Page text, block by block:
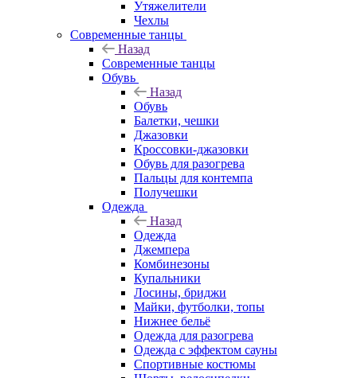
Утяжелители
Чехлы
Современные танцы
Назад
Современные танцы
Обувь
Назад
Обувь
Балетки, чешки
Джазовки
Кроссовки-джазовки
Обувь для разогрева
Пальцы для контемпа
Получешки
Одежда
Назад
Одежда
Джемпера
Комбинезоны
Купальники
Лосины, бриджи
Майки, футболки, топы
Нижнее бельё
Одежда для разогрева
Одежда с эффектом сауны
Спортивные костюмы